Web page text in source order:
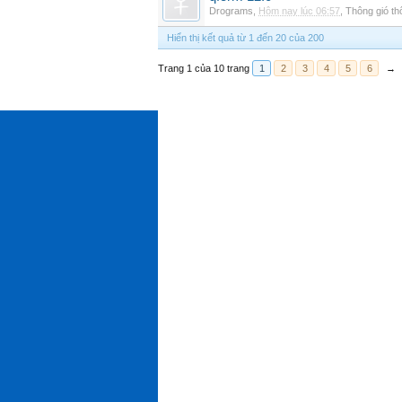
Drograms Hôm nay lúc 06:57 Thông gió
Hiển thị kết quả từ 1 đến 20 của 200
Trang 1 của 10 trang 1 2 3 4 5 6 →